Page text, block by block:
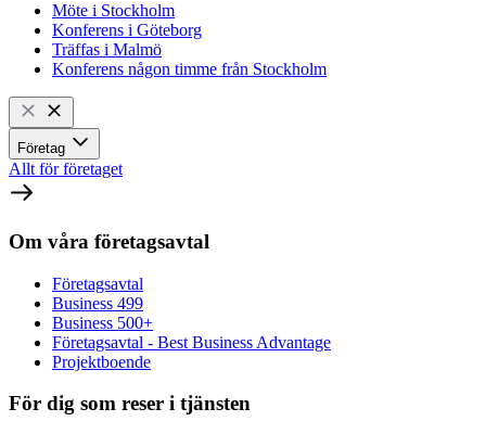
Möte i Stockholm
Konferens i Göteborg
Träffas i Malmö
Konferens någon timme från Stockholm
Företag
Allt för företaget
Om våra företagsavtal
Företagsavtal
Business 499
Business 500+
Företagsavtal - Best Business Advantage
Projektboende
För dig som reser i tjänsten